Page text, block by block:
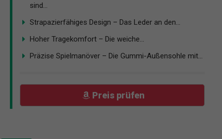
sind...
Strapazierfähiges Design – Das Leder an den...
Hoher Tragekomfort – Die weiche...
Präzise Spielmanöver – Die Gummi-Außensohle mit...
Preis prüfen